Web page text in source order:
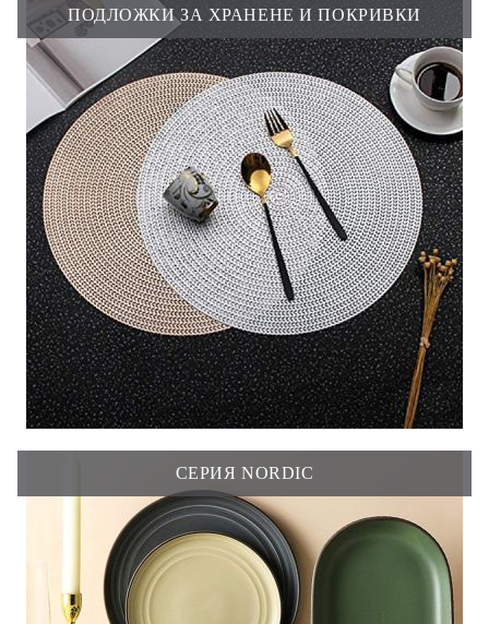
ПОДЛОЖКИ ЗА ХРАНЕНЕ И ПОКРИВКИ
СЕРИЯ NORDIC